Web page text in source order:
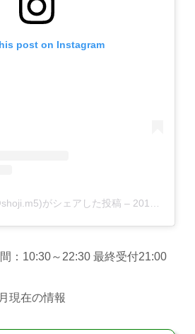
post on Instagram
がシェアした投稿 – 2018年12月月3日午前11時16分PST
：10:30～22:30 最終受付21:00
現在の情報